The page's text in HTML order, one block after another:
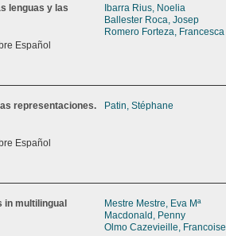
lenguas y las
Español
Ibarra Rius, Noelia
Ballester Roca, Josep
Romero Forteza, Francesca
representaciones.
Español
Patin, Stéphane
in multilingual
Mestre Mestre, Eva Mª
Macdonald, Penny
Olmo Cazevieille, Francoise